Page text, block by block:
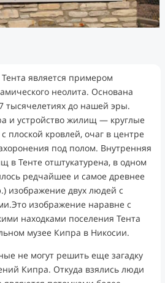
является примером
неолита. Основана
тысячелетиях до нашей эры.
и устройство жилищ — круглые
плоской кровлей, очаг в центре
под полом. Внутренняя
в Тенте отштукатурена, в одном
редчайшее и самое древнее
изображение двух людей с
изображение наравне с
находками поселения Тента
музее Кипра в Никосии.
не могут решить еще загадку
Кипра. Откуда взялись люди